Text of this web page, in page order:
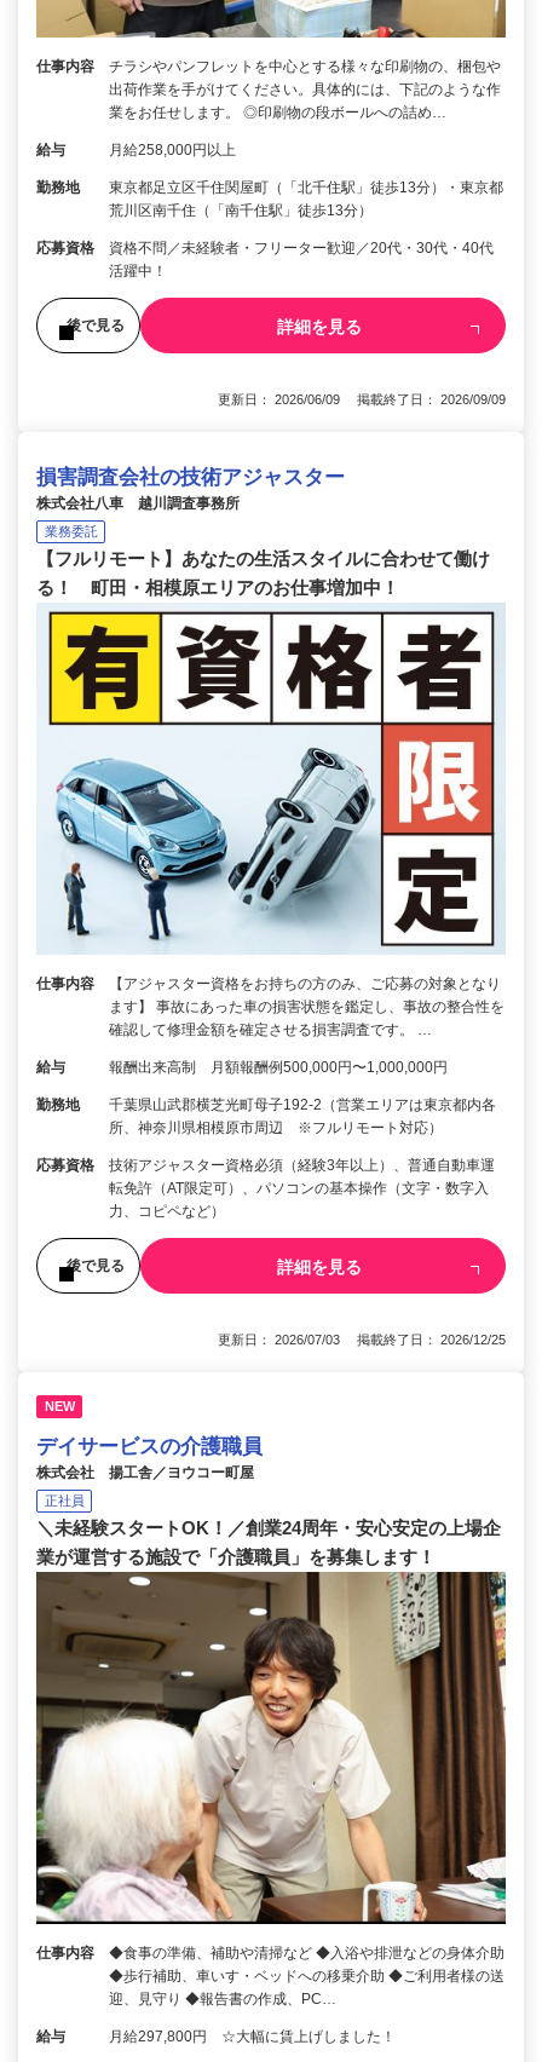
仕事内容
チラシやパンフレットを中心とする様々な印刷物の、梱包や
出荷作業を手がけてください。具体的には、下記のような作
業をお任せします。 ◎印刷物の段ボールへの詰め…
給与 月給258,000円以上
勤務地
東京都足立区千住関屋町（「北千住駅」徒歩13分）・東京都
荒川区南千住（「南千住駅」徒歩13分）
応募資格
資格不問／未経験者・フリーター歓迎／20代・30代・40代
活躍中！
後で見る 詳細を見る
更新日： 2026/06/09 掲載終了日： 2026/09/09
損害調査会社の技術アジャスター
株式会社八車 越川調査事務所
業務委託
【フルリモート】あなたの生活スタイルに合わせて働け
る！ 町田・相模原エリアのお仕事増加中！
仕事内容
【アジャスター資格をお持ちの方のみ、ご応募の対象となり
ます】 事故にあった車の損害状態を鑑定し、事故の整合性を
確認して修理金額を確定させる損害調査です。 …
給与 報酬出来高制 月額報酬例500,000円〜1,000,000円
勤務地
千葉県山武郡横芝光町母子192-2（営業エリアは東京都内各
所、神奈川県相模原市周辺 ※フルリモート対応）
応募資格
技術アジャスター資格必須（経験3年以上）、普通自動車運
転免許（AT限定可）、パソコンの基本操作（文字・数字入
力、コピペなど）
後で見る 詳細を見る
更新日： 2026/07/03 掲載終了日： 2026/12/25
NEW
デイサービスの介護職員
株式会社 揚工舎／ヨウコー町屋
正社員
＼未経験スタートOK！／創業24周年・安心安定の上場企
業が運営する施設で「介護職員」を募集します！
仕事内容
◆食事の準備、補助や清掃など ◆入浴や排泄などの身体介助
◆歩行補助、車いす・ベッドへの移乗介助 ◆ご利用者様の送
迎、見守り ◆報告書の作成、PC…
給与 月給297,800円 ☆大幅に賃上げしました！